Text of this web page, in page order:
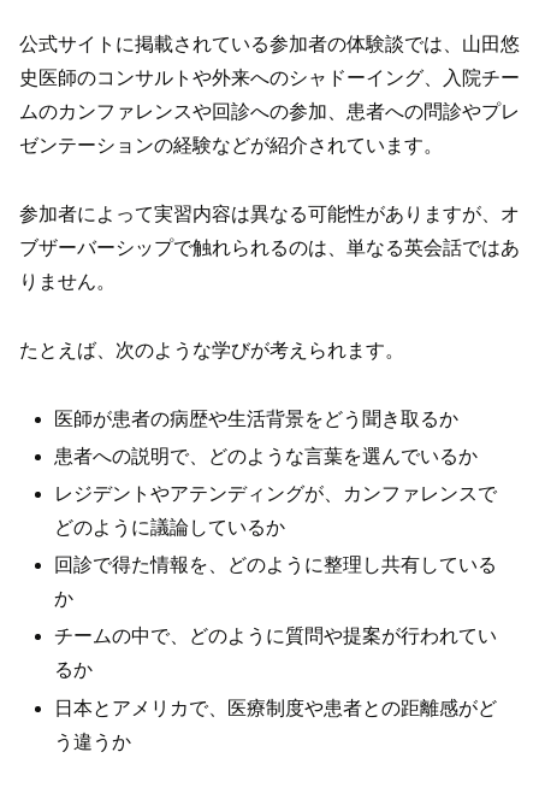
公式サイトに掲載されている参加者の体験談では、山田悠
史医師のコンサルトや外来へのシャドーイング、入院チー
ムのカンファレンスや回診への参加、患者への問診やプレ
ゼンテーションの経験などが紹介されています。
参加者によって実習内容は異なる可能性がありますが、オ
ブザーバーシップで触れられるのは、単なる英会話ではあ
りません。
たとえば、次のような学びが考えられます。
医師が患者の病歴や生活背景をどう聞き取るか
患者への説明で、どのような言葉を選んでいるか
レジデントやアテンディングが、カンファレンスで
どのように議論しているか
回診で得た情報を、どのように整理し共有している
か
チームの中で、どのように質問や提案が行われてい
るか
日本とアメリカで、医療制度や患者との距離感がど
う違うか